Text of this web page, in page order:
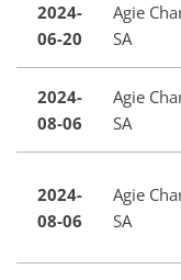
2024-
06-20
Agie
SA
2024-
08-06
Agie
SA
2024-
08-06
Agie
SA